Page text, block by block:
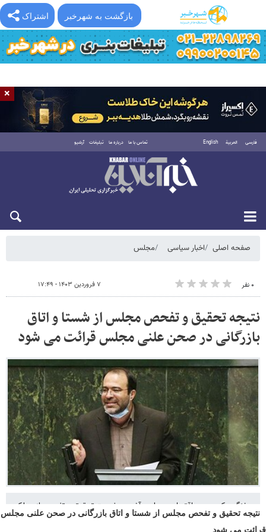
اشتراک بازگشت به شهرخبر
نتیجه تحقیق و تفحص مجلس از شستا و اتاق بازرگانی در صحن علنی مجلس
قرائت می شود